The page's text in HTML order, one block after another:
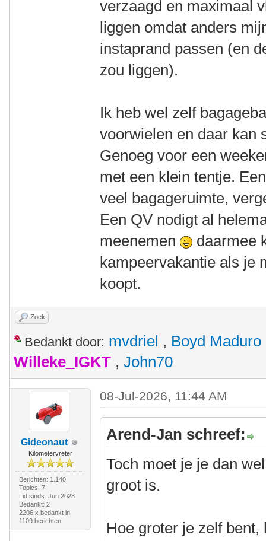
verzaagd en maximaal
liggen omdat anders
instaprand passen (en
zou liggen).
Ik heb wel zelf
voorwielen en daar kan
Genoeg voor een
met een klein tentje.
veel bagageruimte,
Een QV nodigt al
meenemen
daarmee
kampeervakantie als je
koopt.
Zoek
Bedankt door: mvdriel , Boyd Maduro
Willeke_IGKT , John70
Gideonaut
Kilometervreter
Berichten: 1.140
Topics: 7
Lid sinds: Jun 2023
Bedankt: 2
2206 x bedankt in
1109 berichten
08-Jul-2026, 11:44 AM
Arend-Jan schreef:
Toch moet je je dan
groot is.
Hoe groter je zelf